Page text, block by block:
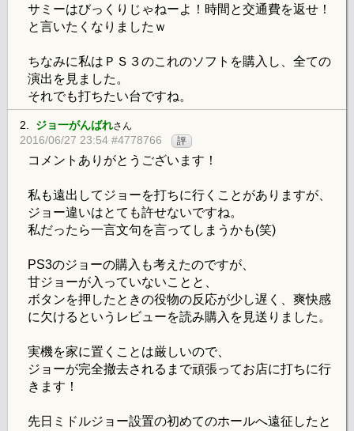
サミーはびっくりじゃねーよ！時間と交通費を返せ！
と言いたくなりましたｗ
ちなみに私はＰＳ３のこれのソフトを購入し、全ての
演出を見ました。
それでも打ちたい台ですね。
2. ジョ一がんばれさん
2016/06/27 23:54 #4778766 評
コメントありがとうございます！
私も遠出してジョーを打ちに行くことがありますが、
ジョー違いはとても許せないですね。
私だったら一言文句を言ってしまうかも(笑)
PS3のジョーの購入も考えたのですが、
甘ジョーが入っていないことと、
ボタンを押したときの役物の反応が少し遅く、爽快感
に欠けるというレビューを読み購入を見送りました。
実機を家に置くことは厳しいので、
ジョーが完全撤去されるまで頑張ってお店に打ちに行
きます！
先日ミドルジョー設置の初めてのホールへ遠征したと